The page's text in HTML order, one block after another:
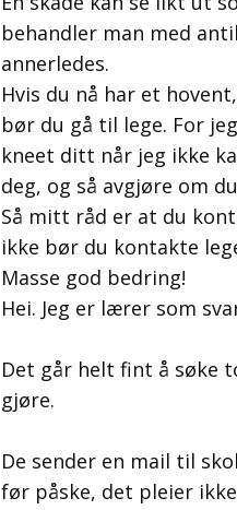
behandler man med
annerledes.
Hvis du nå har et
bør du gå til lege. For
kneet ditt når jeg ikke
deg, og så avgjøre om
Så mitt råd er at du
ikke bør du kontakte
Masse god bedring!
Hei. Jeg er lærer som
Det går helt fint å søke
gjøre.
De sender en mail til
før påske, det pleier